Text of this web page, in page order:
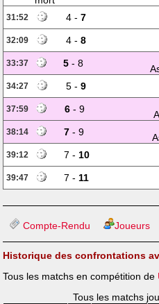
31:52 4 - 7
32:09 4 - 8
33:37 5 - 8
34:27 5 - 9
37:59 6 - 9
38:14 7 - 9
39:12 7 - 10
39:47 7 - 11
Compte-Rendu Joueurs
Historique des confrontations
Tous les matchs en compétition de
Tous les matchs